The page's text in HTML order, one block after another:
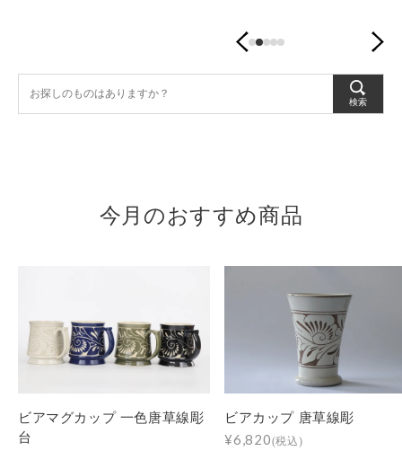
検索
今月のおすすめ商品
ビアマグカップ 一色唐草線彫
台
ビアカップ 唐草線彫
¥6,820(税込)